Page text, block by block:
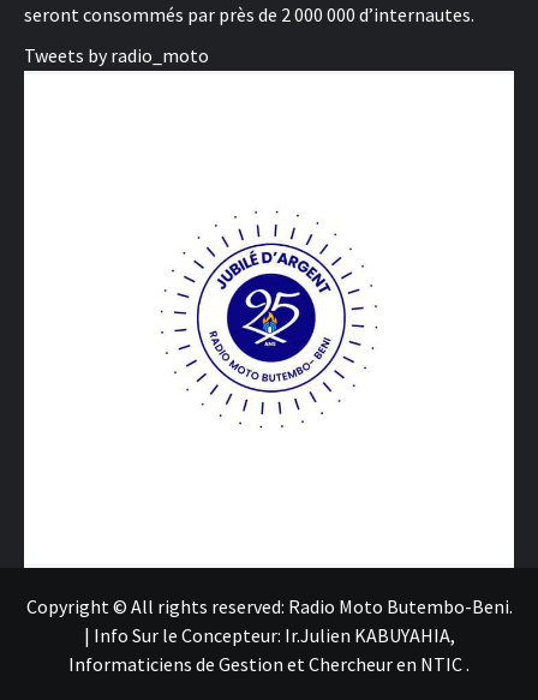
seront consommés par près de 2 000 000 d’internautes.
Tweets by radio_moto
Copyright © All rights reserved: Radio Moto Butembo-Beni.
| Info Sur le Concepteur: Ir.Julien KABUYAHIA,
Informaticiens de Gestion et Chercheur en NTIC.